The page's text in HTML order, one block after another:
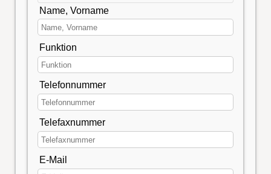
Name, Vorname
Funktion
Telefonnummer
Telefaxnummer
E-Mail